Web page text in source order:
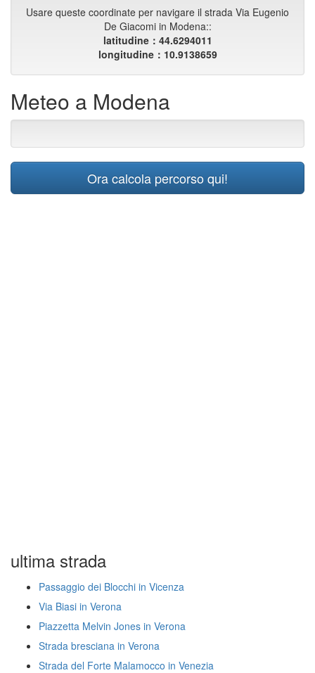
Usare queste coordinate per navigare il strada Via Eugenio
De Giacomi in Modena::
latitudine：44.6294011
longitudine：10.9138659
Meteo a Modena
Ora calcola percorso qui!
ultima strada
Passaggio dei Blocchi in Vicenza
Via Biasi in Verona
Piazzetta Melvin Jones in Verona
Strada bresciana in Verona
Strada del Forte Malamocco in Venezia